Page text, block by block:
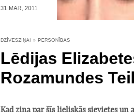
31.MAR, 2011
DZĪVESZIŅAI » PERSONĪBAS
Lēdijas
Rozamundes
Kad ziņa par šīs lieliskās sievietes un